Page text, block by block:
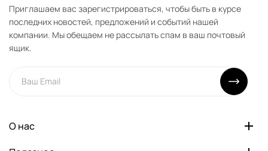
Приглашаем вас зарегистрироваться, чтобы быть в курсе
последних новостей, предложений и событий нашей
компании. Мы обещаем не рассылать спам в ваш почтовый
ящик.
О нас